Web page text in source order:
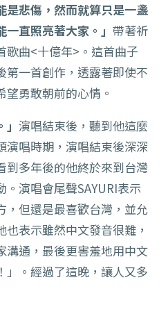
是悲傷，然而就算只是一盞
一直照亮著大家。」 帶著祈
歌曲<十億年>。 這首曲子
第一首創作，透露著即使不
勇敢朝前的心情。
演唱結束後，聽到他這麼
演唱時期，演唱結束後深深
到多年後的他終於來到台灣
演唱會尾聲SAYURI表示
但還是最喜歡台灣，並允
也表示雖然中文發音很難，
通， 最後更害羞地用中文
。經過了這晚， 讓人又多